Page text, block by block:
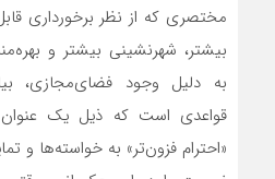
مختصری که از نظر برخورداری
بیشتر، شهرنشینی بیشتر و
به دلیل وجود فضای‌مجازی،
قواعدی است که ذیل یک عنوان
«احترام فزون‌‌‌‌‌‌تر» به خواسته‌‌‌‌‌‌ها و